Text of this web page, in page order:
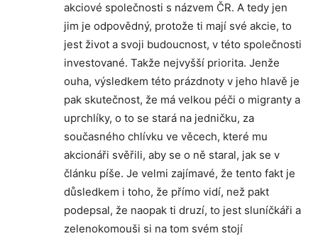
akciové společnosti s názvem ČR. A tedy jen
jim je odpovědný, protože ti mají své akcie, to
jest život a svoji budoucnost, v této společnosti
investované. Takže nejvyšší priorita. Jenže
ouha, výsledkem této prázdnoty v jeho hlavě je
pak skutečnost, že má velkou péči o migranty a
uprchlíky, o to se stará na jedničku, za
současného chlívku ve věcech, které mu
akcionáři svěřili, aby se o ně staral, jak se v
článku píše. Je velmi zajímavé, že tento fakt je
důsledkem i toho, že přímo vidí, než pakt
podepsal, že naopak ti druzí, to jest sluníčkáři a
zelenokomouši si na tom svém stojí